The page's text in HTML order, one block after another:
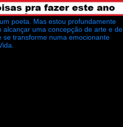
poeta. Mas estou profundamente
alcançar uma concepção de arte e de
se transforme numa emocionante